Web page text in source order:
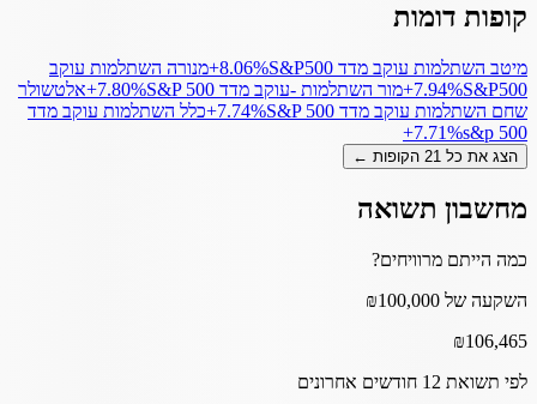
קופות דומות
מיטב השתלמות עוקב מדד S&P500 ‎+8.06%מנורה השתלמות עוקב
S&P500
‎+7.94%מור השתלמות -עוקב מדד S&P 500 ‎+7.80%אלטשולר
שחם השתלמות עוקב מדד S&P 500
‎+7.74%כלל השתלמות עוקב מדד
s&p 500
‎+7.71%
הצג את כל 21 הקופות ←
מחשבון תשואה
כמה הייתם מרוויחים?
השקעה של ₪100,000
₪106,465
לפי תשואת 12 חודשים אחרונים